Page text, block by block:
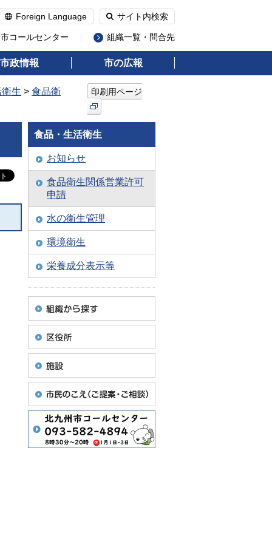
Foreign Language サイト内検索
コールセンター 組織一覧・問合先
市政情報 市の広報
生 > 食品衛
印刷用ページ
食品・生活衛生
お知らせ
食品衛生関係営業許可
申請
水の衛生管理
環境衛生
栄養成分表示等